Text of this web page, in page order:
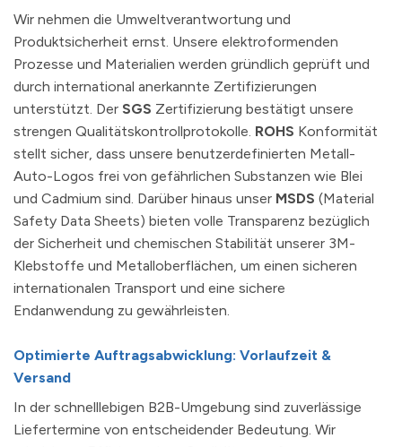
Wir nehmen die Umweltverantwortung und
Produktsicherheit ernst. Unsere elektroformenden
Prozesse und Materialien werden gründlich geprüft und
durch international anerkannte Zertifizierungen
unterstützt. Der SGS Zertifizierung bestätigt unsere
strengen Qualitätskontrollprotokolle. ROHS Konformität
stellt sicher, dass unsere benutzerdefinierten Metall-
Auto-Logos frei von gefährlichen Substanzen wie Blei
und Cadmium sind. Darüber hinaus unser MSDS (Material
Safety Data Sheets) bieten volle Transparenz bezüglich
der Sicherheit und chemischen Stabilität unserer 3M-
Klebstoffe und Metalloberflächen, um einen sicheren
internationalen Transport und eine sichere
Endanwendung zu gewährleisten.
Optimierte Auftragsabwicklung: Vorlaufzeit &
Versand
In der schnelllebigen B2B-Umgebung sind zuverlässige
Liefertermine von entscheidender Bedeutung. Wir